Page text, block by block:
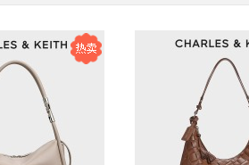
六角游戏盒 - 居家游乐园 玩法七合一
探索学习六面盒 - 数字形状颜色学习 双语玩具
(Anchor) 有机全脂纯牛奶 - 新西兰进口 250ml*24
香甜花胶羹 - 豆乳野米椰香花胶羹+银耳花胶羹
葡记香醇果仁船 - 浓郁黄油 香浓酥脆
乳清蛋白粉 - 补充蛋白质 香草味 450g/罐